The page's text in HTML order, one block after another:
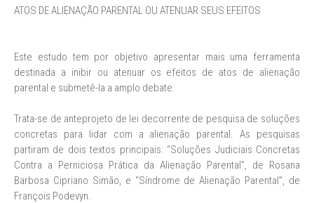
ATOS DE ALIENAÇÃO PARENTAL OU ATENUAR SEUS EFEITOS
Este estudo tem por objetivo apresentar mais uma ferramenta
destinada a inibir ou atenuar os efeitos de atos de alienação
parental e submetê-la a amplo debate.
Trata-se de anteprojeto de lei decorrente de pesquisa de soluções
concretas para lidar com a alienação parental. As pesquisas
partiram de dois textos principais: “Soluções Judiciais Concretas
Contra a Perniciosa Prática da Alienação Parental”, de Rosana
Barbosa Cipriano Simão, e “Síndrome de Alienação Parental”, de
François Podevyn.